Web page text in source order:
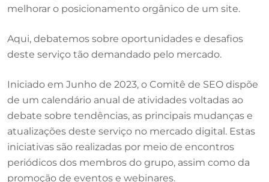
melhorar o posicionamento orgânico de um site.
Aqui, debatemos sobre oportunidades e desafios
deste serviço tão demandado pelo mercado.
Iniciado em Junho de 2023, o Comitê de SEO dispõe
de um calendário anual de atividades voltadas ao
debate sobre tendências, as principais mudanças e
atualizações deste serviço no mercado digital. Estas
iniciativas são realizadas por meio de encontros
periódicos dos membros do grupo, assim como da
promoção de eventos e webinares.